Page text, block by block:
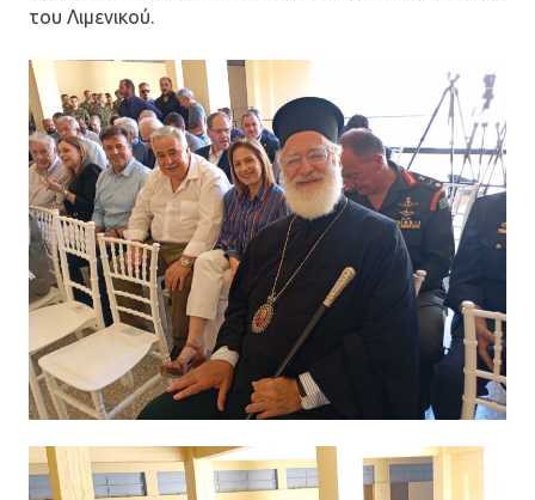
του Λιμενικού.